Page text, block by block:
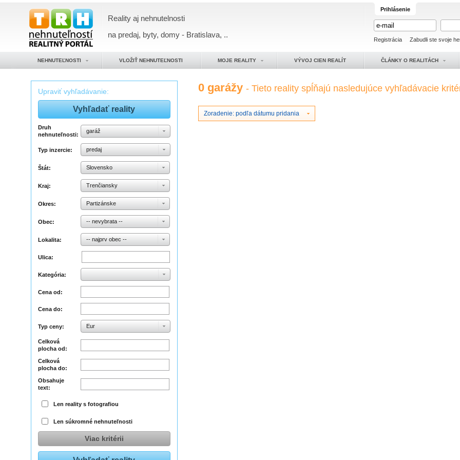
Reality aj nehnutelnosti
na predaj, byty, domy - Bratislava, ..
Prihlásenie
Registrácia Zabudli ste svoje
NEHNUTEĽNOSTI VLOŽIŤ NEHNUTEĽNOSTI MOJE REALITY VÝVOJ CIEN REALÍT ČLÁNKY O REALITÁCH
Upraviť vyhľadávanie:
Druh
nehnuteľnosti:
garáž
Typ inzercie: predaj
Štát: Slovensko
Kraj: Trenčiansky
Okres: Partizánske
Obec: -- nevybrata --
Lokalita: -- najprv obec --
Ulica:
Kategória:
Cena od:
Cena do:
Typ ceny: Eur
Celková
plocha od:
Celková
plocha do:
Obsahuje
text:
Len reality s fotografiou
Len súkromné nehnuteľnosti
Viac kritérii
0 garážy- Tieto reality spĺňajú nasledujúce vyhľadávacie
Zoradenie: podľa dátumu pridania